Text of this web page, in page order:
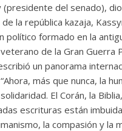
(presidente del senado),
la república kazaja,
político formado en la
de la Gran Guerra
un panorama
más que nunca, la
El Corán, la
escrituras están
la compasión y la